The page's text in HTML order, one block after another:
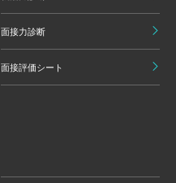
面接力診断
面接評価シート